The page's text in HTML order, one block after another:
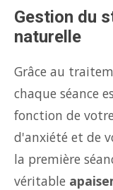
Gestion du
naturelle
Grâce au
chaque séance
fonction de
d'anxiété et de
la première
véritable